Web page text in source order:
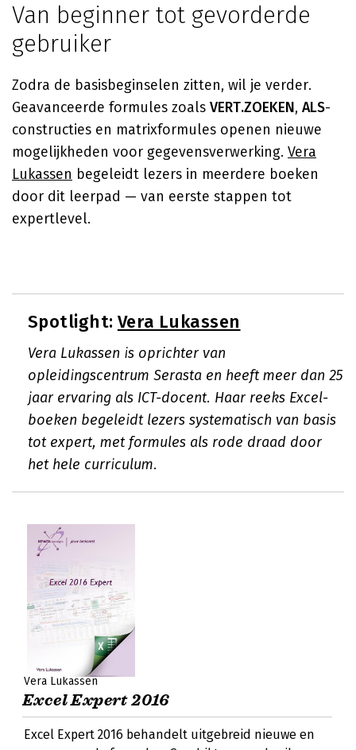
Van beginner tot gevorderde
gebruiker
Zodra de basisbeginselen zitten, wil je verder.
Geavanceerde formules zoals VERT.ZOEKEN, ALS-
constructies en matrixformules openen nieuwe
mogelijkheden voor gegevensverwerking. Vera
Lukassen begeleidt lezers in meerdere boeken
door dit leerpad — van eerste stappen tot
expertlevel.
Spotlight: Vera Lukassen
Vera Lukassen is oprichter van
opleidingscentrum Serasta en heeft meer dan 25
jaar ervaring als ICT-docent. Haar reeks Excel-
boeken begeleidt lezers systematisch van basis
tot expert, met formules als rode draad door
het hele curriculum.
Vera Lukassen
Excel Expert 2016
Excel Expert 2016 behandelt uitgebreid nieuwe en